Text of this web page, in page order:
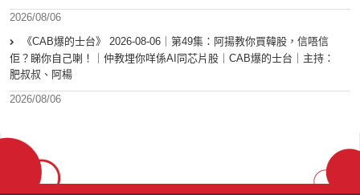
2026/08/06
《CAB爆的士台》 2026-08-06｜第49集：阿揚教你買韓股，信唔信
佢？睇你自己喇！｜仲教埋你咩係AI同芯片股｜CAB爆的士台｜主持：
肥叔叔、阿楊
2026/08/06